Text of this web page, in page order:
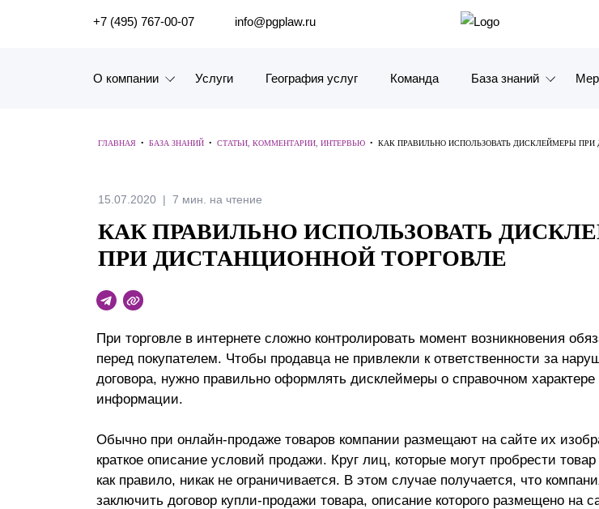
ПОИСК ПО САЙТУ
+7 (495) 767-00-07 info@pgplaw.ru
О компании
Наш опыт
Рейтинги, Награды, Цифры
Карьера
История компании
Почему «Пепеляев Групп»?
Партнера
Социальная
ответственность
Услуги География услуг Команда База знаний
Видео
Антикризисный
Презентации
ГЛАВНАЯ • БАЗА ЗНАНИЙ • СТАТЬИ, КОММЕНТАРИИ, ИНТЕРВЬЮ • КАК ПРАВИЛЬНО ИСПОЛЬЗОВАТЬ ДИСКЛЕЙМЕРЫ
15.07.2020 7 мин. на чтение
КАК ПРАВИЛЬНО ИСПОЛЬЗОВАТЬ
ПРИ ДИСТАНЦИОННОЙ ТОРГОВЛЕ
При торговле в интернете сложно контролировать момент возникновения
перед покупателем. Чтобы продавца не привлекли к ответственности за
договора, нужно правильно оформлять дисклеймеры о справочном характере
информации.
Обычно при онлайн-продаже товаров компании размещают на сайте их
краткое описание условий продажи. Круг лиц, которые могут пробрести
как правило, никак не ограничивается. В этом случае получается, что
заключить договор купли-продажи товара, описание которого размещено на